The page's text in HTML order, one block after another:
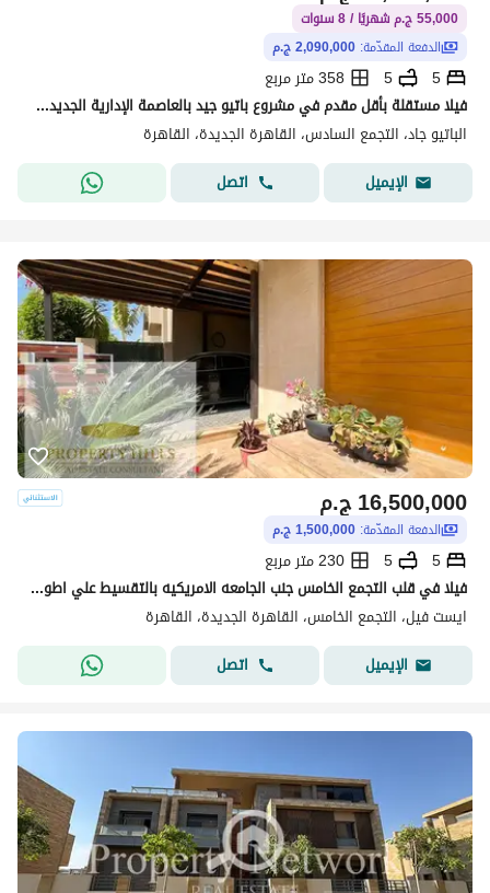
55,000 ج.م شهريًا / 8 سنوات
الدفعة المقدّمة: 2,090,000 ج.م
5
5
358 متر مربع
فيلا مستقلة بأقل مقدم في مشروع باتيو جيد بالعاصمة الإدارية الجديدة من شركة لا فيستا للتطوير العقاري Patio Jade New Capital City by La Vista
الباتيو جاد، التجمع السادس، القاهرة الجديدة، القاهرة
الإيميل
اتصل
ج.م16,500,000
الدفعة المقدّمة: 1,500,000 ج.م
5
5
230 متر مربع
فيلا في قلب التجمع الخامس جنب الجامعه الامريكيه بالتقسيط علي اطول فتره سداد
ايست فيل، التجمع الخامس، القاهرة الجديدة، القاهرة
الإيميل
اتصل